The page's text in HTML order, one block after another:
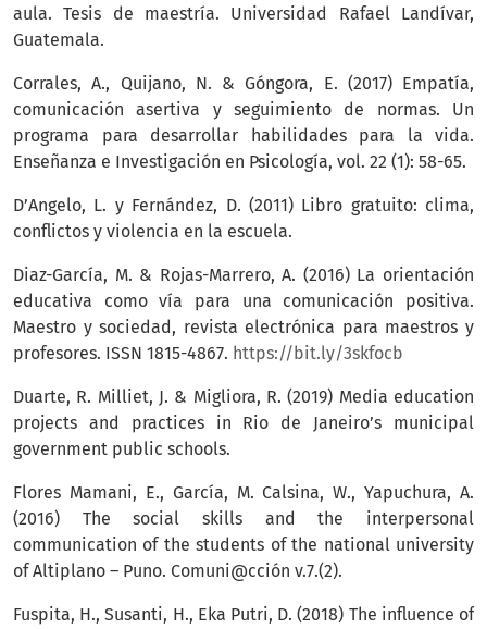
aula. Tesis de maestría. Universidad Rafael Landívar,
Guatemala.
Corrales, A., Quijano, N. & Góngora, E. (2017) Empatía,
comunicación asertiva y seguimiento de normas. Un
programa para desarrollar habilidades para la vida.
Enseñanza e Investigación en Psicología, vol. 22 (1): 58-65.
D’Angelo, L. y Fernández, D. (2011) Libro gratuito: clima,
conflictos y violencia en la escuela.
Diaz-García, M. & Rojas-Marrero, A. (2016) La orientación
educativa como vía para una comunicación positiva.
Maestro y sociedad, revista electrónica para maestros y
profesores. ISSN 1815-4867. https://bit.ly/3skfocb
Duarte, R. Milliet, J. & Migliora, R. (2019) Media education
projects and practices in Rio de Janeiro’s municipal
government public schools.
Flores Mamani, E., García, M. Calsina, W., Yapuchura, A.
(2016) The social skills and the interpersonal
communication of the students of the national university
of Altiplano – Puno. Comuni@cción v.7.(2).
Fuspita, H., Susanti, H., Eka Putri, D. (2018) The influence of